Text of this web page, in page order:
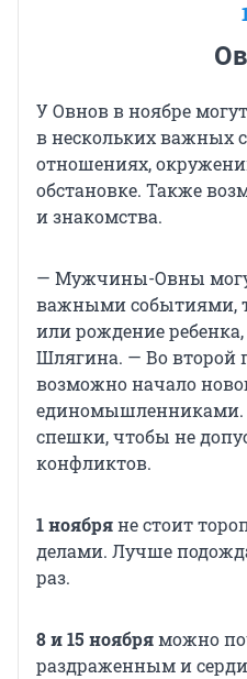
У Овнов в ноябре
в нескольких важных
отношениях,
обстановке. Также
и знакомства.
— Мужчины-Овны
важными событиями,
или рождение
Шлягина. — Во второй
возможно начало
единомышленниками.
спешки, чтобы не
конфликтов.
1 ноябряне стоит
делами. Лучше
раз.
8 и 15 ноябряможно
раздраженным и